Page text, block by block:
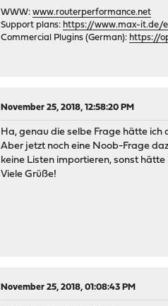
WWW:www.routerperformance.net
Support plans: https://www.max-it.de/
Commercial Plugins (German): https://
November 25, 2018, 12:58:20 PM
Ha, genau die selbe Frage hätte ich
Aber jetzt noch eine Noob-Frage
keine Listen importieren, sonst
Viele Grüße!
November 25, 2018, 01:08:43 PM